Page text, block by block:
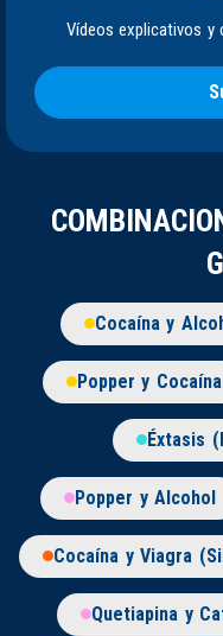
Vídeos explicativos
Cocaína y
Popper y Cocaína
Éxtasis
Popper y Alcohol
Cocaína y Viagra
Quetiapina y